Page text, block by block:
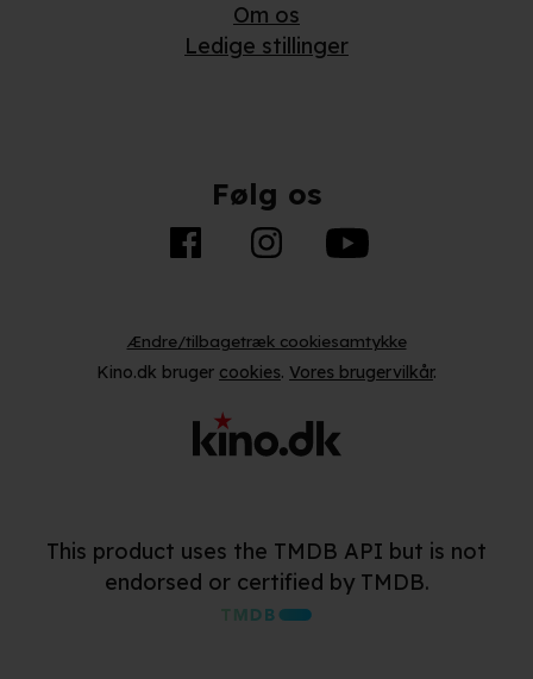
Om os
Ledige stillinger
Følg os
Ændre/tilbagetræk cookiesamtykke
Kino.dk bruger cookies. Vores brugervilkår.
This product uses the TMDB API but is not
endorsed or certified by TMDB.